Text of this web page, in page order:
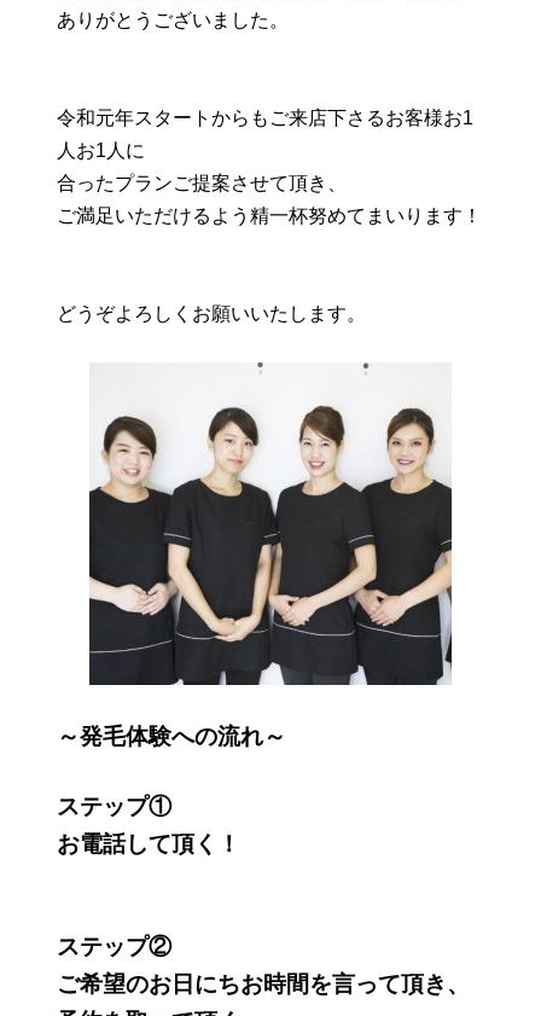
ありがとうございました。
令和元年スタートからもご来店下さるお客様お1
人お1人に
合ったプランご提案させて頂き、
ご満足いただけるよう精一杯努めてまいります！
どうぞよろしくお願いいたします。
～発毛体験への流れ～
ステップ①
お電話して頂く！
ステップ②
ご希望のお日にちお時間を言って頂き、